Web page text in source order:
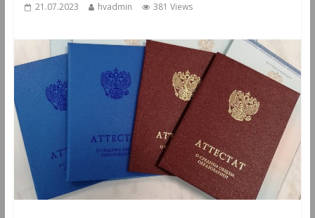
21.07.2023 hvadmin 381 Views